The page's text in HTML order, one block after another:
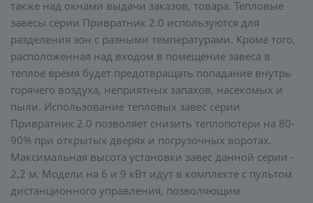
также над окнами выдачи заказов, товара. Тепловые
завесы серии Привратник 2.0 используются для
разделения зон с разными температурами. Кроме того,
расположенная над входом в помещение завеса в
теплое время будет предотвращать попадание внутрь
горячего воздуха, неприятных запахов, насекомых и
пыли. Использование тепловых завес серии
Привратник 2.0 позволяет снизить теплопотери на 80-
90% при открытых дверях и погрузочных воротах.
Максимальная высота установки завес данной серии -
2,2 м. Модели на 6 и 9 кВт идут в комплекте с пультом
дистанционного управления, позволяющим